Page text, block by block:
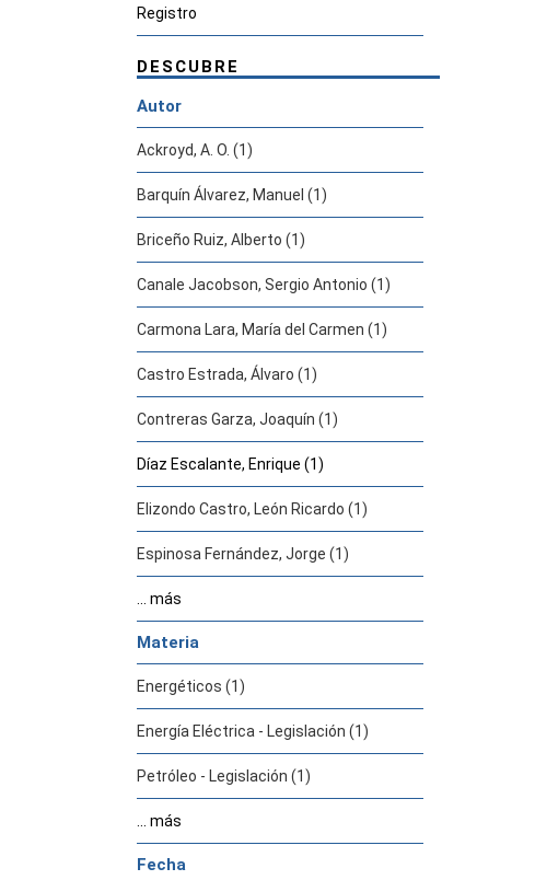
Registro
DESCUBRE
Autor
Ackroyd, A. O. (1)
Barquín Álvarez, Manuel (1)
Briceño Ruiz, Alberto (1)
Canale Jacobson, Sergio Antonio (1)
Carmona Lara, María del Carmen (1)
Castro Estrada, Álvaro (1)
Contreras Garza, Joaquín (1)
Díaz Escalante, Enrique (1)
Elizondo Castro, León Ricardo (1)
Espinosa Fernández, Jorge (1)
... más
Materia
Energéticos (1)
Energía Eléctrica - Legislación (1)
Petróleo - Legislación (1)
... más
Fecha